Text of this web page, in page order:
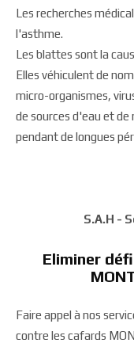
Les recherches
l'asthme.
Les blattes sont la
Elles véhiculent de
micro-organismes,
de sources d'eau et de
pendant de longues
S.A.H -
Eliminer
Faire appel à nos
contre les cafards